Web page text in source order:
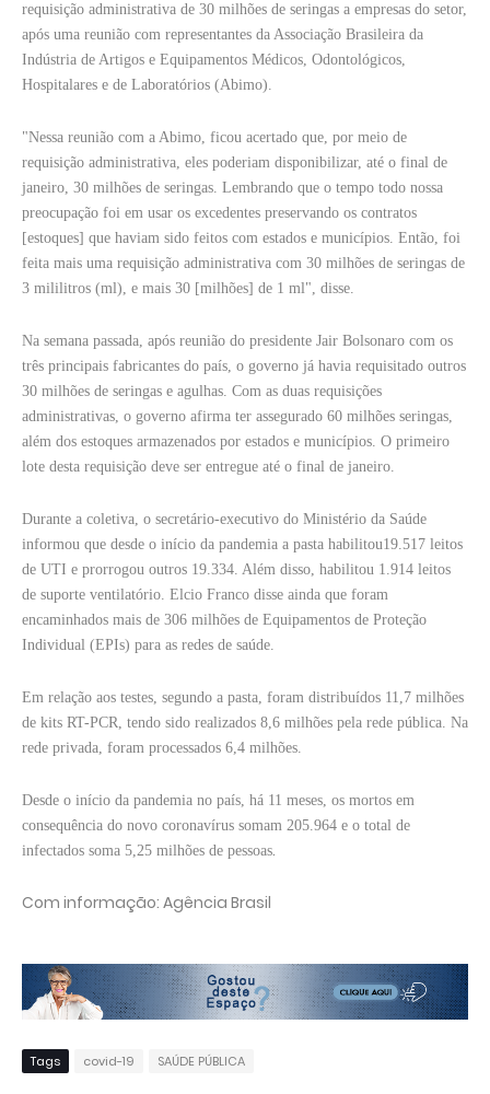
requisição administrativa de 30 milhões de seringas a empresas do setor,
após uma reunião com representantes da Associação Brasileira da
Indústria de Artigos e Equipamentos Médicos, Odontológicos,
Hospitalares e de Laboratórios (Abimo).
"Nessa reunião com a Abimo, ficou acertado que, por meio de
requisição administrativa, eles poderiam disponibilizar, até o final de
janeiro, 30 milhões de seringas. Lembrando que o tempo todo nossa
preocupação foi em usar os excedentes preservando os contratos
[estoques] que haviam sido feitos com estados e municípios. Então, foi
feita mais uma requisição administrativa com 30 milhões de seringas de
3 mililitros (ml), e mais 30 [milhões] de 1 ml", disse.
Na semana passada, após reunião do presidente Jair Bolsonaro com os
três principais fabricantes do país, o governo já havia requisitado outros
30 milhões de seringas e agulhas. Com as duas requisições
administrativas, o governo afirma ter assegurado 60 milhões seringas,
além dos estoques armazenados por estados e municípios. O primeiro
lote desta requisição deve ser entregue até o final de janeiro.
Durante a coletiva, o secretário-executivo do Ministério da Saúde
informou que desde o início da pandemia a pasta habilitou19.517 leitos
de UTI e prorrogou outros 19.334. Além disso, habilitou 1.914 leitos
de suporte ventilatório. Elcio Franco disse ainda que foram
encaminhados mais de 306 milhões de Equipamentos de Proteção
Individual (EPIs) para as redes de saúde.
Em relação aos testes, segundo a pasta, foram distribuídos 11,7 milhões
de kits RT-PCR, tendo sido realizados 8,6 milhões pela rede pública. Na
rede privada, foram processados 6,4 milhões.
Desde o início da pandemia no país, há 11 meses, os mortos em
consequência do novo coronavírus somam 205.964 e o total de
infectados soma 5,25 milhões de pessoas.
Com informação: Agência Brasil
Tags covid-19 SAÚDE PÚBLICA